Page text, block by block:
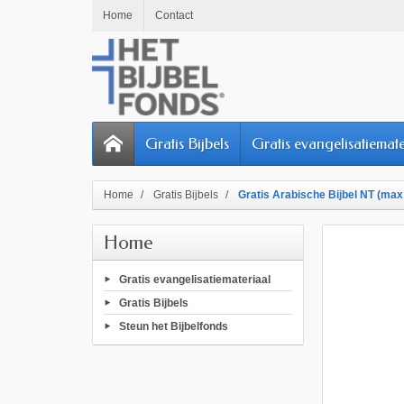
Home Contact
Gratis Bijbels Gratis
Home Gratis Bijbels Gratis Arabische Bijbel NT
Home
Gratis evangelisatiemateriaal
Gratis Bijbels
Steun het Bijbelfonds